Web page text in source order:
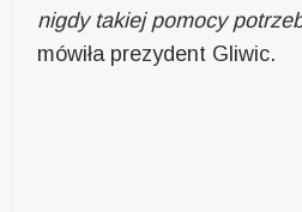
nigdy takiej pomocy
mówiła prezydent Gliwic.